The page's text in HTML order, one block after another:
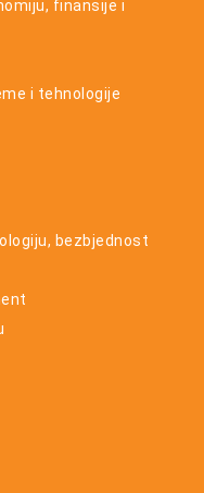
finansije i
i tehnologije
bezbjednost